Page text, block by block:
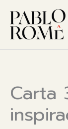
contenido
Carta